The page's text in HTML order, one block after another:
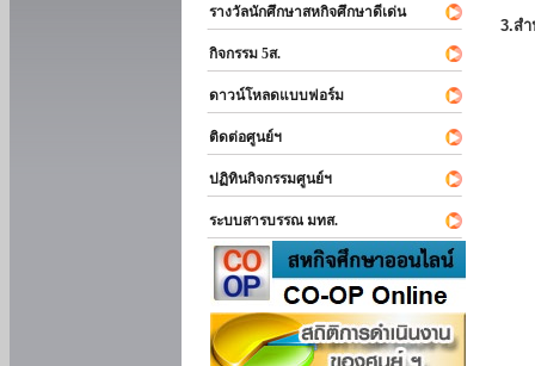
รางวัลนักศึกษาสหกิจศึกษาดีเด่น
กิจกรรม 5ส.
ดาวน์โหลดแบบฟอร์ม
ติดต่อศูนย์ฯ
ปฏิทินกิจกรรมศูนย์ฯ
ระบบสารบรรณ มทส.
3.ส